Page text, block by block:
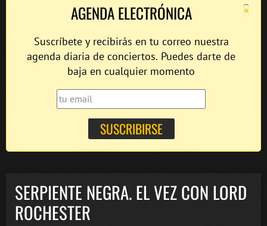
×
AGENDA ELECTRÓNICA
Suscríbete y recibirás en tu correo nuestra
agenda diaria de conciertos. Puedes darte de
baja en cualquier momento
SERPIENTE NEGRA. EL VEZ CON LORD
ROCHESTER